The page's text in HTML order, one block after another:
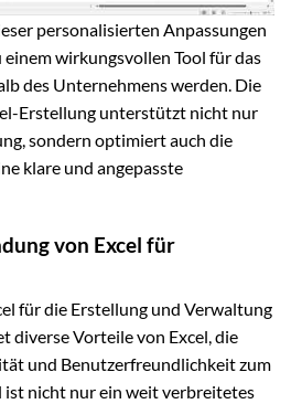
personalisierten Anpassungen
wirkungsvollen Tool für das
des Unternehmens werden. Die
Erstellung unterstützt nicht nur
sondern optimiert auch die
klare und angepasste
von Excel für
für die Erstellung und Verwaltung
diverse Vorteile von Excel, die
und Benutzerfreundlichkeit zum
ist nicht nur ein weit verbreitetes